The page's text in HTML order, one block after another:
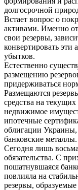
долгосрочной
Встает вопрос о
активами. Именно от
свои резервы,
конвертировать
убытков.
Естественно
размещению
придерживаться
Размещаются
средства на
недвижимое
ипотечные
облигации
банковские металлы.
Сегодня лишь
обязательства. С
пошатнувшаяся
повлияла на
резервы,